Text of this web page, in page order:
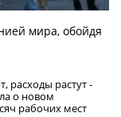
мира, обойдя
расходы растут -
о новом
рабочих мест